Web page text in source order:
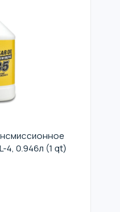
4, 0.946л (1 qt)